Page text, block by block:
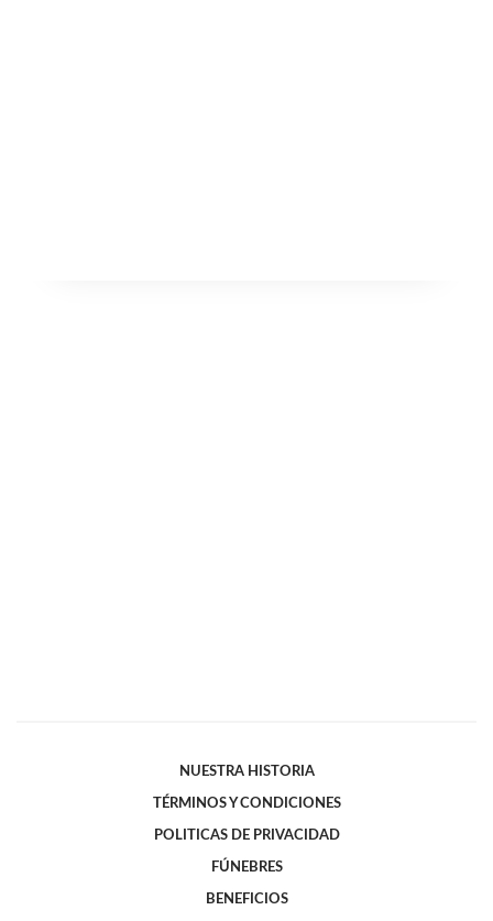
NUESTRA HISTORIA
TÉRMINOS Y CONDICIONES
POLITICAS DE PRIVACIDAD
FÚNEBRES
BENEFICIOS